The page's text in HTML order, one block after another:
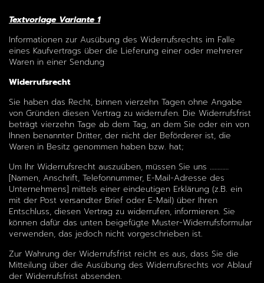
Textvorlage Variante 1
Informationen zur Ausübung des Widerrufsrechts im Falle
eines Kaufvertrags über die Lieferung einer oder mehrerer
Waren in einer Sendung
Widerrufsrecht
Sie haben das Recht, binnen vierzehn Tagen ohne Angabe
von Gründen diesen Vertrag zu widerrufen. Die Widerrufsfrist
beträgt vierzehn Tage ab dem Tag, an dem Sie oder ein von
Ihnen benannter Dritter, der nicht der Beförderer ist, die
Waren in Besitz genommen haben bzw. hat;
Um Ihr Widerrufsrecht auszuüben, müssen Sie uns …………
[Namen, Anschrift, Telefonnummer, E-Mail-Adresse des
Unternehmens] mittels einer eindeutigen Erklärung (z.B. ein
mit der Post versandter Brief oder E-Mail) über Ihren
Entschluss, diesen Vertrag zu widerrufen, informieren. Sie
können dafür das unten beigefügte Muster-Widerrufsformular
verwenden, das jedoch nicht vorgeschrieben ist.
Zur Wahrung der Widerrufsfrist reicht es aus, dass Sie die
Mitteilung über die Ausübung des Widerrufsrechts vor Ablauf
der Widerrufsfrist absenden.